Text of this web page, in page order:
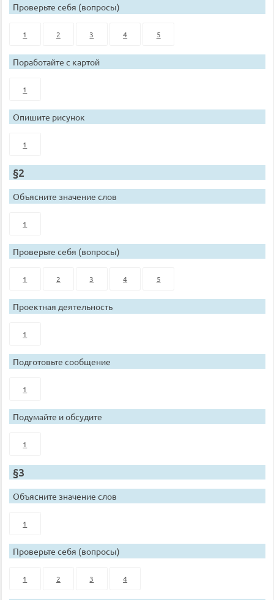
Проверьте себя (вопросы)
1 2 3 4 5
Поработайте с картой
1
Опишите рисунок
1
§2
Объясните значение слов
1
Проверьте себя (вопросы)
1 2 3 4 5
Проектная деятельность
1
Подготовьте сообщение
1
Подумайте и обсудите
1
§3
Объясните значение слов
1
Проверьте себя (вопросы)
1 2 3 4